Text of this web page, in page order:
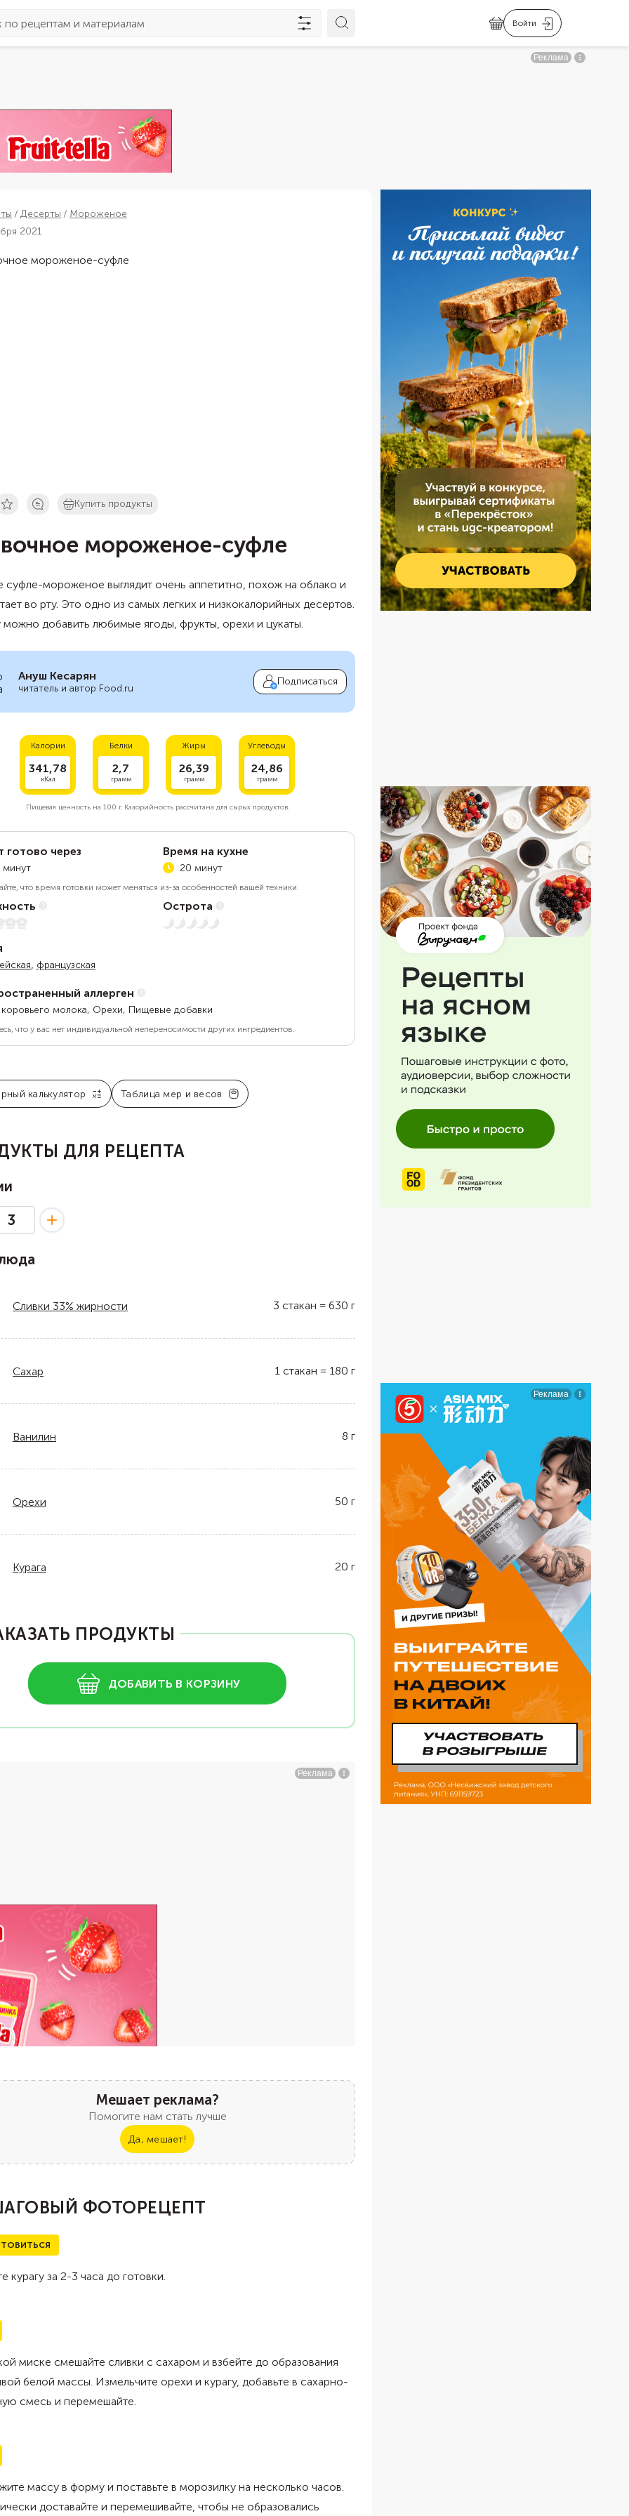
Войти
Десерты
Мороженое
2021
Купить продукты
мороженое-суфле
суфле-мороженое выглядит очень аппетитно, похож на облако и
во рту. Это одно из самых легких и низкокалорийных десертов.
добавить любимые ягоды, фрукты, орехи и цукаты.
Ануш Кесарян
читатель и автор Food.ru
Подписаться
Калории
341,78
кКал
Белки
2,7
грамм
Жиры
26,39
грамм
Углеводы
24,86
грамм
Пищевая ценность на 100 г.Калорийность рассчитана для сырых продуктов.
готово через
минут
Время на кухне
20 минут
что время готовки может меняться из-за особенностей вашей техники.
Острота
Нет остроты
, французская
аллерген
молока, Орехи, Пищевые добавки
что у вас нет индивидуальной непереносимости других ингредиентов.
калькулятор Таблица мер и весов
ДЛЯ РЕЦЕПТА
Сливки 33% жирности 3 стакан = 630 г
Сахар 1 стакан = 180 г
Ванилин 8 г
Орехи 50 г
Курага 20 г
ПРОДУКТЫ
ДОБАВИТЬ В КОРЗИНУ
Мешает реклама?
Помогите нам стать лучше
Да, мешает!
ФОТОРЕЦЕПТ
курагу за 2-3 часа до готовки.
миске смешайте сливки с сахаром и взбейте до образования
белой массы. Измельчите орехи и курагу, добавьте в сахарно-
смесь и перемешайте.
массу в форму и поставьте в морозилку на несколько часов.
доставайте и перемешивайте, чтобы не образовались